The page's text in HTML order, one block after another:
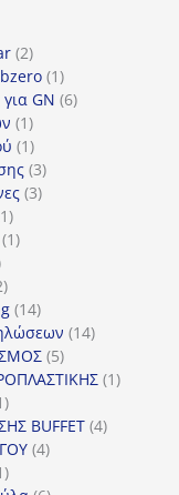
22
προϊόντα
11
προϊόν
για GN 66
11
προϊόν
11
προϊόν
33
προϊόντα
33
21
προϊόντα
11
2
προϊόντα
1414
προϊόντα
1414
55
προϊόντα
11
1
προϊόν
BUFFET 44
44
11